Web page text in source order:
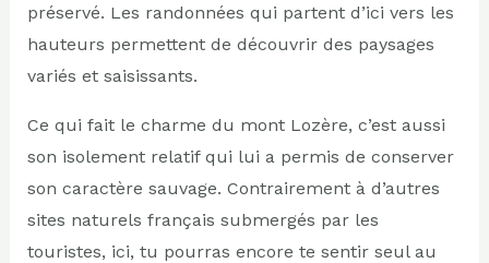
préservé. Les randonnées qui partent d’ici vers les
hauteurs permettent de découvrir des paysages
variés et saisissants.
Ce qui fait le charme du mont Lozère, c’est aussi
son isolement relatif qui lui a permis de conserver
son caractère sauvage. Contrairement à d’autres
sites naturels français submergés par les
touristes, ici, tu pourras encore te sentir seul au